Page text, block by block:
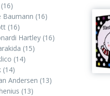
(16)
Baumann (16)
(16)
Hartley (16)
(15)
(14)
(14)
Andersen (13)
(13)